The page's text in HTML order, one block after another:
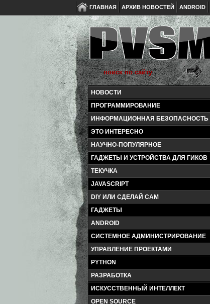
ГЛАВНАЯ АРХИВ НОВОСТЕЙ ANDROID
НОВОСТИ
ПРОГРАММИРОВАНИЕ
ИНФОРМАЦИОННАЯ БЕЗОПАСНОСТЬ
ЭТО ИНТЕРЕСНО
НАУЧНО-ПОПУЛЯРНОЕ
ГАДЖЕТЫ И УСТРОЙСТВА ДЛЯ ГИКОВ
ТЕКУЧКА
JAVASCRIPT
DIY ИЛИ СДЕЛАЙ САМ
ГАДЖЕТЫ
ANDROID
СИСТЕМНОЕ АДМИНИСТРИРОВАНИЕ
УПРАВЛЕНИЕ ПРОЕКТАМИ
PYTHON
РАЗРАБОТКА
ИСКУССТВЕННЫЙ ИНТЕЛЛЕКТ
OPEN SOURCE